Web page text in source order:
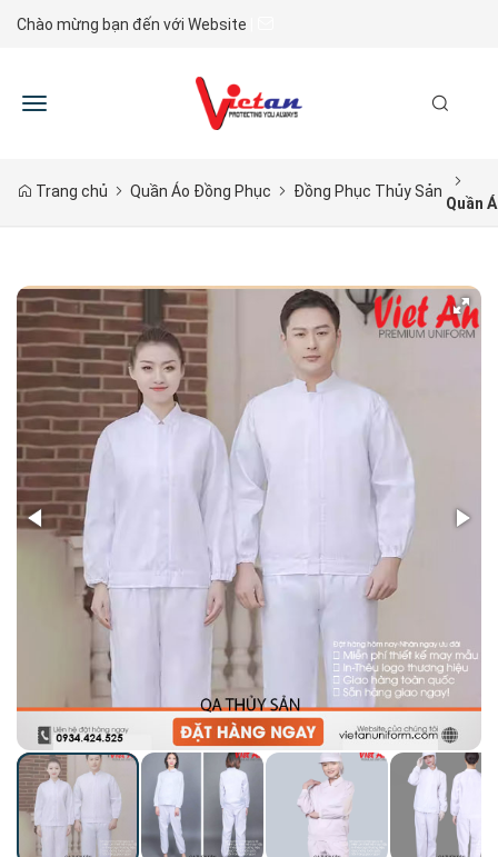
Chào mừng bạn đến với Website
Toggle
Trang chủ Quần Áo Đồng Phục Đồng Phục Thủy Sản
Quần